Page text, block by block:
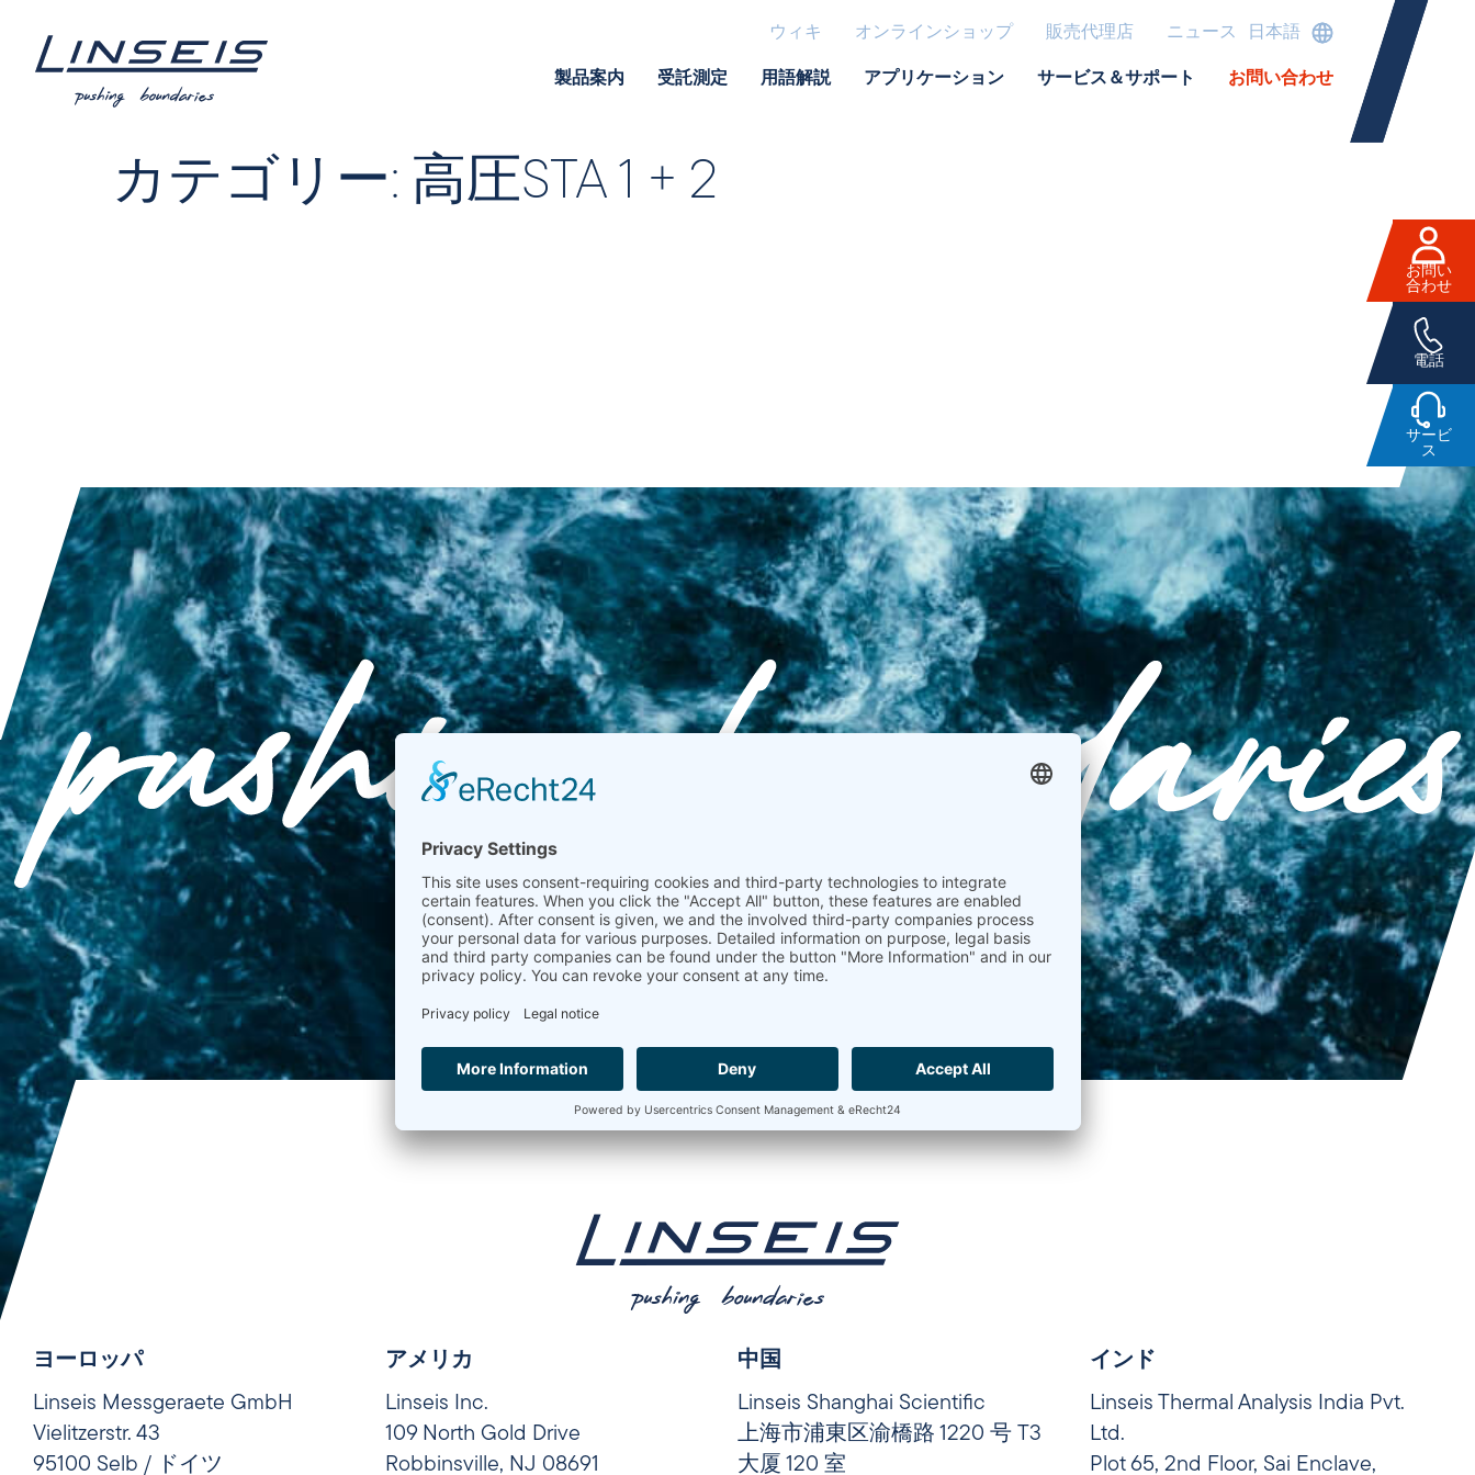
ウィキ オンラインショップ 販売代理店 ニュース 日本語
製品案内 受託測定 用語解説 アプリケーション サービス＆サポート お問い合わせ
カテゴリー: 高圧STA 1 + 2
ヨーロッパ
Linseis Messgeraete GmbH
Vielitzerstr. 43
95100 Selb / ドイツ
アメリカ
Linseis Inc.
109 North Gold Drive
Robbinsville, NJ 08691
中国
Linseis Shanghai Scientific
上海市浦東区渝橋路 1220 号 T3
大厦 120 室
インド
Linseis Thermal Analysis India Pvt.
Ltd.
Plot 65, 2nd Floor, Sai Enclave,
お問い
合わせ
電話
サービ
ス